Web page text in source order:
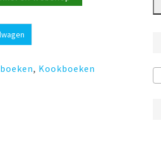
, Kookboeken